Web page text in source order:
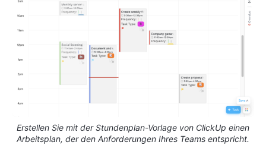
Erstellen Sie mit der Stundenplan-Vorlage von ClickUp einen
Arbeitsplan, der den Anforderungen Ihres Teams entspricht.